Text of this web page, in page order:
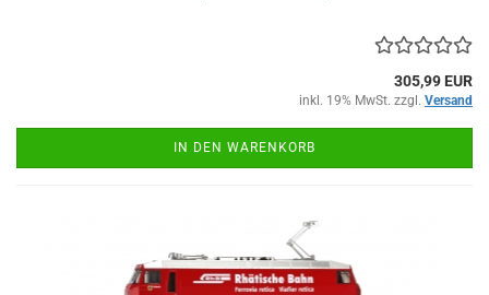
305,99 EUR
inkl. 19% MwSt. zzgl. Versand
IN DEN WARENKORB